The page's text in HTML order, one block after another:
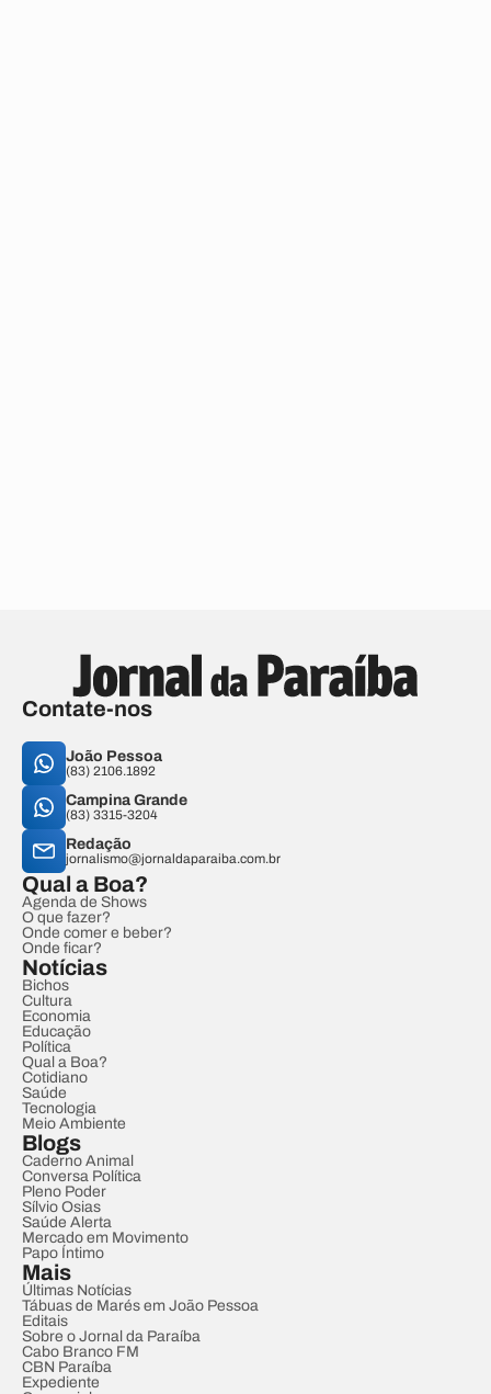
Contate-nos
João Pessoa
(83) 2106.1892
Campina Grande
(83) 3315-3204
Redação
jornalismo@jornaldaparaiba.com.br
Qual a Boa?
Agenda de Shows
O que fazer?
Onde comer e beber?
Onde ficar?
Notícias
Bichos
Cultura
Economia
Educação
Política
Qual a Boa?
Cotidiano
Saúde
Tecnologia
Meio Ambiente
Blogs
Caderno Animal
Conversa Política
Pleno Poder
Sílvio Osias
Saúde Alerta
Mercado em Movimento
Papo Íntimo
Mais
Últimas Notícias
Tábuas de Marés em João Pessoa
Editais
Sobre o Jornal da Paraíba
Cabo Branco FM
CBN Paraíba
Expediente